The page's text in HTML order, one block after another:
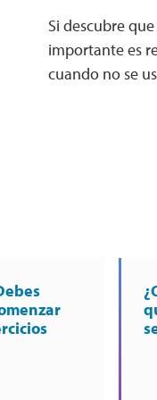
Si descubre
importante es
cuando no se